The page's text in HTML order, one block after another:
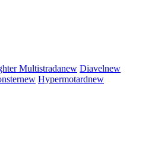
Multistradanew Diavelnew
new Hypermotardnew